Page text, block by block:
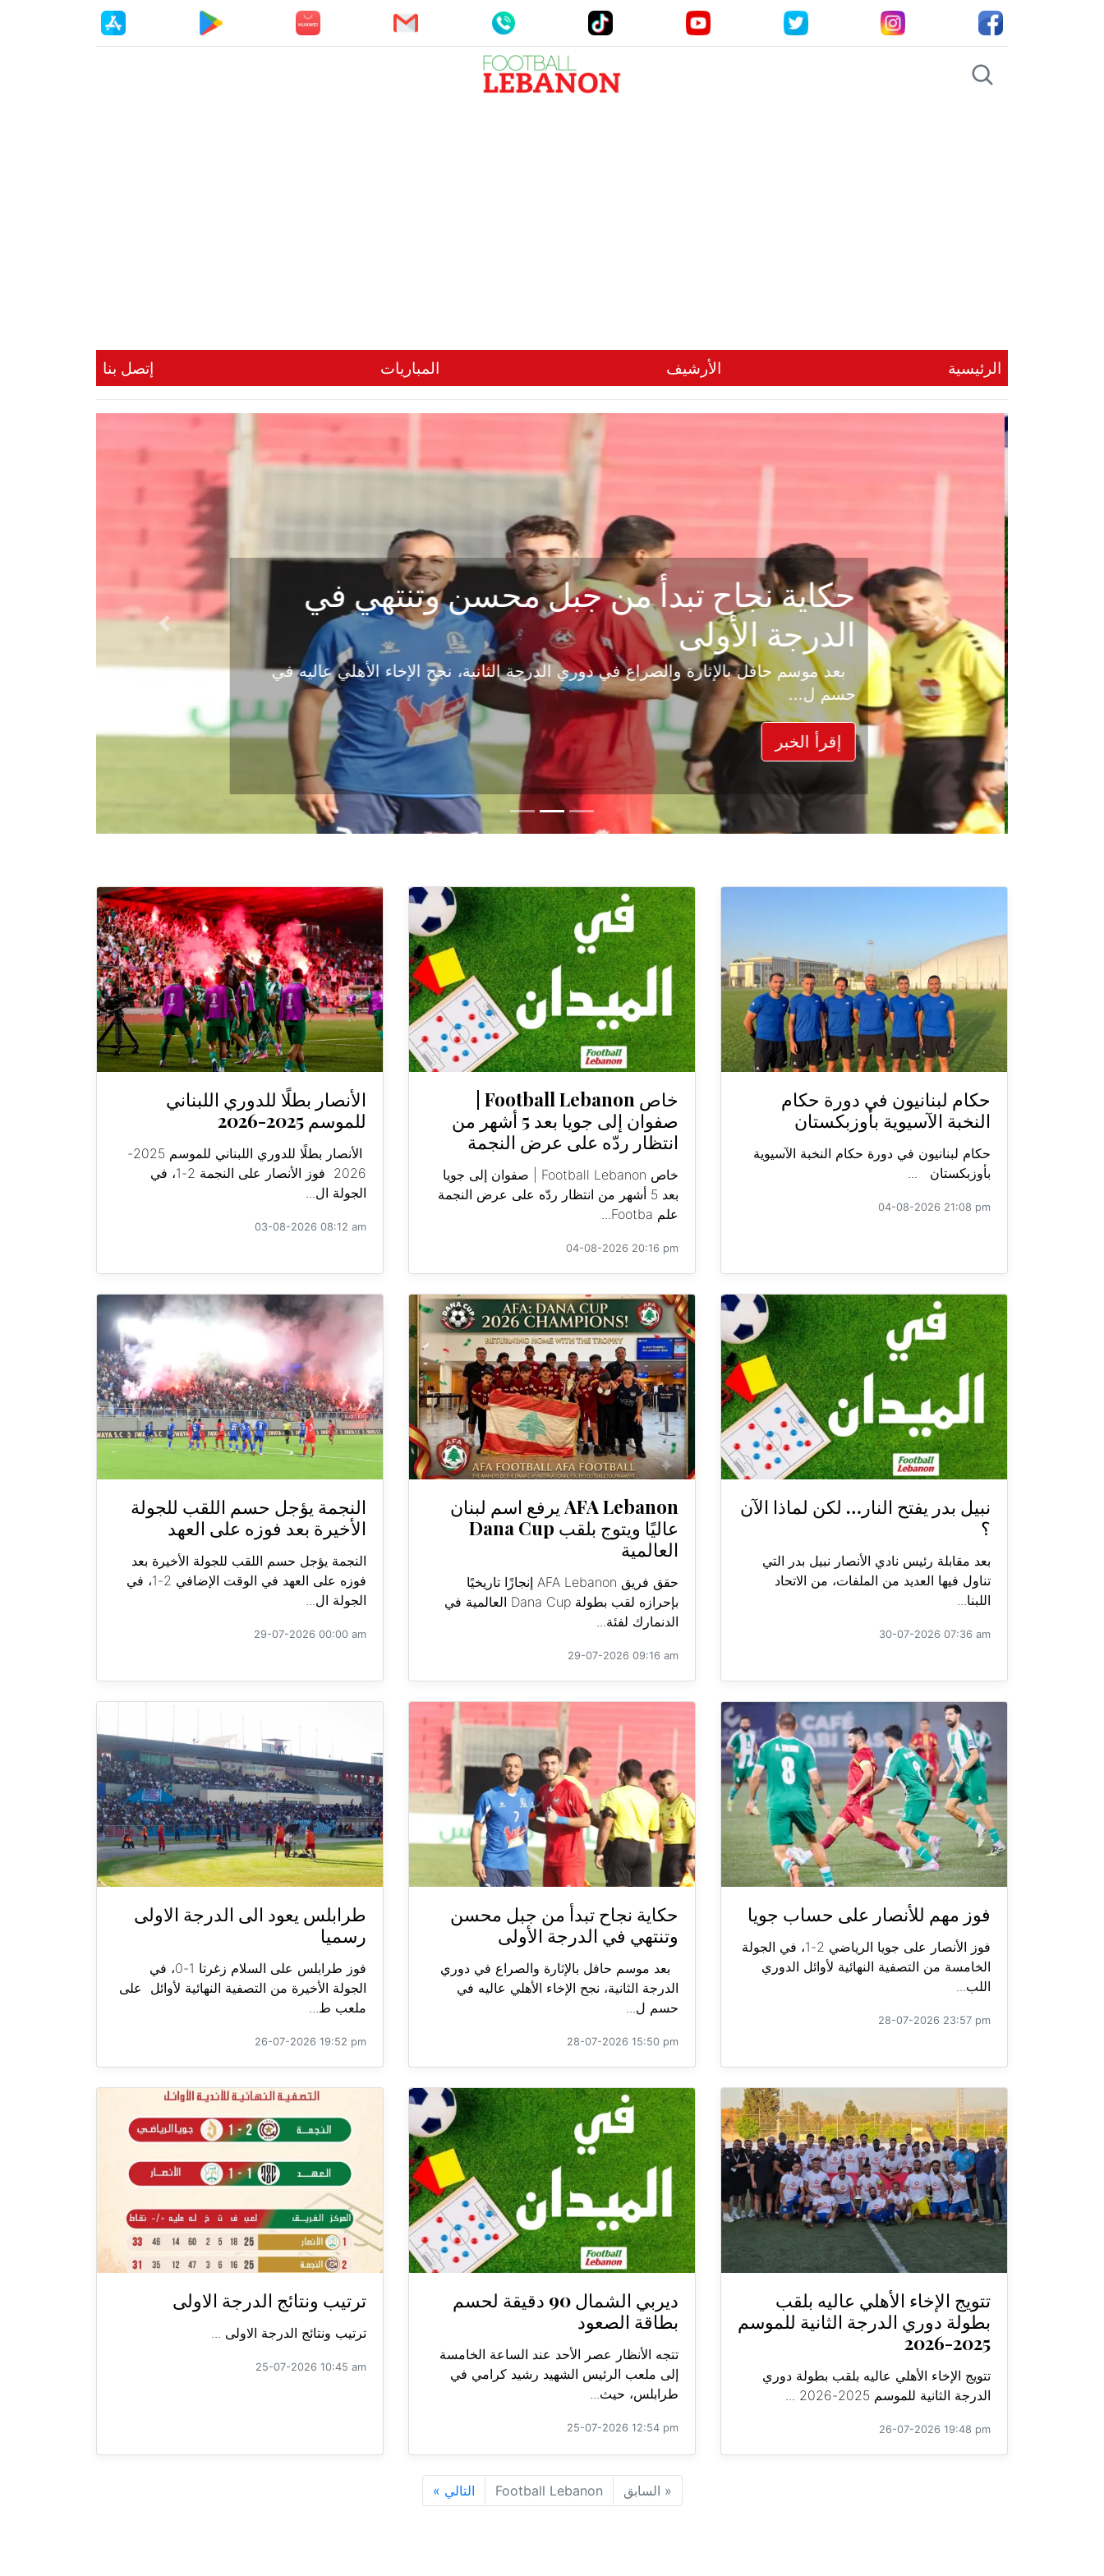
الرئيسية الأرشيف المباريات إتصل بنا
حكاية نجاح تبدأ من جبل محسن وتنتهي في
الدرجة الأولى
بعد موسم حافل بالإثارة والصراع في دوري الدرجة الثانية، نجح الإخاء الأهلي عاليه في
حسم ل...
إقرأ الخبر
Previous
Next
حكام لبنانيون في دورة حكام
النخبة الآسيوية بأوزبكستان
حكام لبنانيون في دورة حكام النخبة الآسيوية
بأوزبكستان ...
04-08-2026 21:08 pm
صفوان إلى جويا بعد 5 أشهر من
انتظار ردّه على عرض النجمة
خاص Football Lebanon | صفوان إلى جويا
بعد 5 أشهر من انتظار ردّه على عرض النجمة
علم Footba...
04-08-2026 20:16 pm
الأنصار بطلًا للدوري اللبناني
للموسم 2025-2026
الأنصار بطلًا للدوري اللبناني للموسم 2025-
2026 فوز الأنصار على النجمة 2-1، في
الجولة ال...
03-08-2026 08:12 am
نبيل بدر يفتح النار… لكن لماذا الآن
؟
بعد مقابلة رئيس نادي الأنصار نبيل بدر التي
تناول فيها العديد من الملفات، من الاتحاد
اللبنا...
30-07-2026 07:36 am
AFA Lebanon يرفع اسم لبنان
عاليًا ويتوج بلقب Dana Cup
العالمية
حقق فريق AFA Lebanon إنجازًا تاريخيًا
بإحرازه لقب بطولة Dana Cup العالمية في
الدنمارك لفئة...
29-07-2026 09:16 am
النجمة يؤجل حسم اللقب للجولة
الأخيرة بعد فوزه على العهد
النجمة يؤجل حسم اللقب للجولة الأخيرة بعد
فوزه على العهد في الوقت الإضافي 2-1، في
الجولة ال...
29-07-2026 00:00 am
فوز مهم للأنصار على حساب جويا
فوز الأنصار على جويا الرياضي 2-1، في الجولة
الخامسة من التصفية النهائية لأوائل الدوري
اللب...
28-07-2026 23:57 pm
حكاية نجاح تبدأ من جبل محسن
وتنتهي في الدرجة الأولى
بعد موسم حافل بالإثارة والصراع في دوري
الدرجة الثانية، نجح الإخاء الأهلي عاليه في
حسم ل...
28-07-2026 15:50 pm
طرابلس يعود الى الدرجة الاولى
رسميا
فوز طرابلس على السلام زغرتا 1-0، في
الجولة الأخيرة من التصفية النهائية لأوائل على
ملعب ط...
26-07-2026 19:52 pm
تتويج الإخاء الأهلي عاليه بلقب
بطولة دوري الدرجة الثانية للموسم
2025-2026
تتويج الإخاء الأهلي عاليه بلقب بطولة دوري
الدرجة الثانية للموسم 2025-2026 ...
26-07-2026 19:48 pm
ديربي الشمال 90 دقيقة لحسم
بطاقة الصعود
تتجه الأنظار عصر الأحد عند الساعة الخامسة
إلى ملعب الرئيس الشهيد رشيد كرامي في
طرابلس، حيث...
25-07-2026 12:54 pm
ترتيب ونتائج الدرجة الاولى
ترتيب ونتائج الدرجة الاولى ...
25-07-2026 10:45 am
« السابق Football Lebanon التالي »